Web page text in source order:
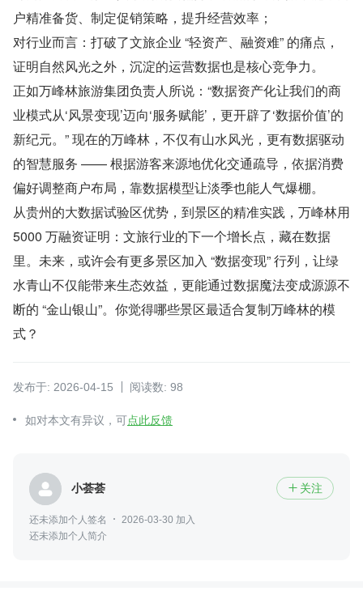
户精准备货、制定促销策略，提升经营效率；
对行业而言：打破了文旅企业 “轻资产、融资难” 的痛点，
证明自然风光之外，沉淀的运营数据也是核心竞争力。
正如万峰林旅游集团负责人所说：“数据资产化让我们的商
业模式从‘风景变现’迈向‘服务赋能’，更开辟了‘数据价值’的
新纪元。” 现在的万峰林，不仅有山水风光，更有数据驱动
的智慧服务 —— 根据游客来源地优化交通疏导，依据消费
偏好调整商户布局，靠数据模型让淡季也能人气爆棚。
从贵州的大数据试验区优势，到景区的精准实践，万峰林用
5000 万融资证明：文旅行业的下一个增长点，藏在数据
里。未来，或许会有更多景区加入 “数据变现” 行列，让绿
水青山不仅能带来生态效益，更能通过数据魔法变成源源不
断的 “金山银山”。你觉得哪些景区最适合复制万峰林的模
式？
发布于: 2026-04-15 阅读数: 98
如对本文有异议，可点此反馈
小荟荟  关注
还未添加个人签名
2026-03-30 加入
还未添加个人简介